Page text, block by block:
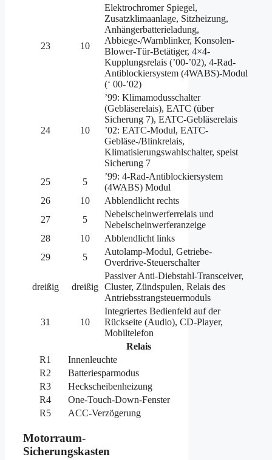
23 10
Elektrochromer Spiegel,
Zusatzklimaanlage, Sitzheizung,
Anhängerbatterieladung,
Abbiege-/Warnblinker, Konsolen-
Blower-Tür-Betätiger, 4×4-
Kupplungsrelais (’00-’02), 4-Rad-
Antiblockiersystem (4WABS)-Modul
(‘ 00-’02)
24 10
’99: Klimamodusschalter
(Gebläserelais), EATC (über
Sicherung 7), EATC-Gebläserelais
’02: EATC-Modul, EATC-
Gebläse-/Blinkrelais,
Klimatisierungswahlschalter, speist
Sicherung 7
25
5
’99: 4-Rad-Antiblockiersystem
(4WABS) Modul
26
10
Abblendlicht rechts
27
5
Nebelscheinwerferrelais und
Nebelscheinwerferanzeige
28
10
Abblendlicht links
29
5
Autolamp-Modul, Getriebe-
Overdrive-Steuerschalter
dreißig dreißig
Passiver Anti-Diebstahl-Transceiver,
Cluster, Zündspulen, Relais des
Antriebsstrangsteuermoduls
31 10
Integriertes Bedienfeld auf der
Rückseite (Audio), CD-Player,
Mobiltelefon
Relais
R1
Innenleuchte
R2
Batteriesparmodus
R3
Heckscheibenheizung
R4
One-Touch-Down-Fenster
R5
ACC-Verzögerung
Motorraum-
Sicherungskasten